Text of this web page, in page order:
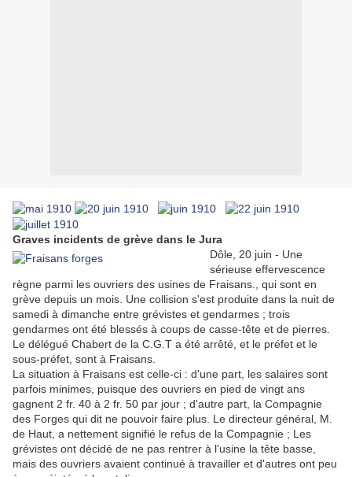
Graves incidents de grève dans le Jura
Dôle, 20 juin - Une
sérieuse effervescence
règne parmi les ouvriers des usines de Fraisans., qui sont en
grève depuis un mois. Une collision s'est produite dans la nuit de
samedi à dimanche entre grévistes et gendarmes ; trois
gendarmes ont été blessés à coups de casse-tête et de pierres.
Le délégué Chabert de la C.G.T a été arrêté, et le préfet et le
sous-préfet, sont à Fraisans.
La situation à Fraisans est celle-ci : d'une part, les salaires sont
parfois minimes, puisque des ouvriers en pied de vingt ans
gagnent 2 fr. 40 à 2 fr. 50 par jour ; d'autre part, la Compagnie
des Forges qui dit ne pouvoir faire plus. Le directeur général, M.
de Haut, a nettement signifié le refus de la Compagnie ; Les
grévistes ont décidé de ne pas rentrer à l'usine la tête basse,
mais des ouvriers avaient continué à travailler et d'autres ont peu